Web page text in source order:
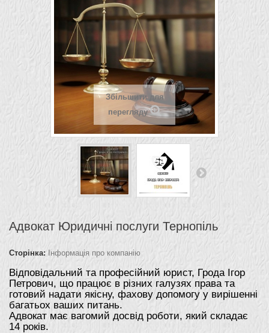
Збільшити для
перегляду
Адвокат Юридичні послуги Тернопіль
Сторінка: Інформація про компанію
Відповідальний та професійний юрист, Грода Ігор
Петрович, що працює в різних галузях права та
готовий надати якісну, фахову допомогу у вирішенні
багатьох ваших питань.
Адвокат має вагомий досвід роботи, який складає
14 років.